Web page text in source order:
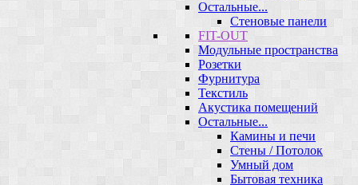
Остальные...
Стеновые панели
FIT-OUT
Модульные пространства
Розетки
Фурнитура
Текстиль
Акустика помещений
Остальные...
Камины и печи
Стены / Потолок
Умный дом
Бытовая техника